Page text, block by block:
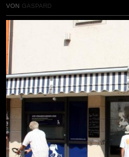
VON GASPARD